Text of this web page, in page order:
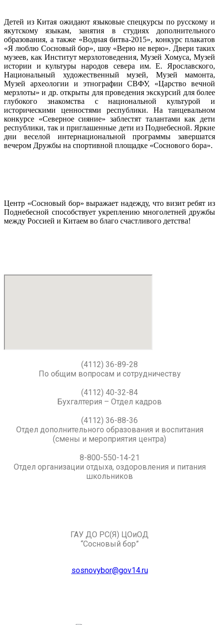
Детей из Китая ожидают языковые спецкурсы по русскому и
якутскому языкам, занятия в студиях дополнительного
образования, а также «Водная битва-2015», конкурс плакатов
«Я люблю Сосновый бор», шоу «Верю не верю». Двери таких
музеев, как Институт мерзлотоведения, Музей Хомуса, Музей
истории и культуры народов севера им. Е. Ярославского,
Национальный художественный музей, Музей мамонта,
Музей археологии и этнографии СВФУ, «Царство вечной
мерзлоты» и др. открыты для проведения экскурсий для более
глубокого знакомства с национальной культурой и
историческими ценностями республики. На танцевальном
конкурсе «Северное сияние» заблестят талантами как дети
республики, так и приглашенные дети из Поднебесной. Яркие
дни веселой интернациональной программы завершатся
вечером Дружбы на спортивной площадке «Соснового бора».
Центр «Сосновый бор» выражает надежду, что визит ребят из
Поднебесной способствует укреплению многолетней дружбы
между Россией и Китаем во благо счастливого детства!
(4112) 36-89-28
По общим вопросам и сотрудничеству
(4112) 40-32-84
Бухгалтерия – Отдел кадров
(4112) 36-88-36
Отдел дополнительного образования и воспитания
(смены и мероприятия центра)
8-800-550-14-21
Отдел организации отдыха, оздоровления и питания
школьников
ГАУ ДО РС(Я) ЦОиОД
“Сосновый бор”
sosnovybor@gov14.ru